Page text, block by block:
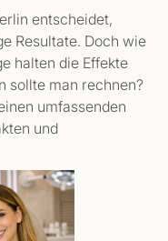
entscheidet,
Resultate. Doch wie
halten die Effekte
sollte man rechnen?
umfassenden
und